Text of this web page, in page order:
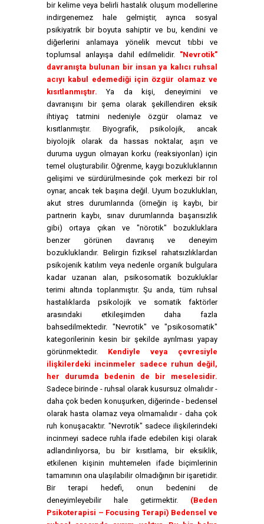
bir kelime veya belirli hastalık oluşum modellerine
indirgenemez hale gelmiştir, ayrıca sosyal
psikiyatrik bir boyuta sahiptir ve bu, kendini ve
diğerlerini anlamaya yönelik mevcut tıbbi ve
toplumsal anlayışa dahil edilmelidir. "Nevrotik"
davranışta bulunan bir insan ya kalıcı ruhsal
acıyı kabul edemediği için özgür olamaz ve
kısıtlanmıştır. Ya da kişi, deneyimini ve
davranışını bir şema olarak şekillendiren eksik
ihtiyaç tatmini nedeniyle özgür olamaz ve
kısıtlanmıştır. Biyografik, psikolojik, ancak
biyolojik olarak da hassas noktalar, aşırı ve
duruma uygun olmayan korku (reaksiyonları) için
temel oluşturabilir. Öğrenme, kaygı bozukluklarının
gelişimi ve sürdürülmesinde çok merkezi bir rol
oynar, ancak tek başına değil. Uyum bozuklukları,
akut stres durumlarında (örneğin iş kaybı, bir
partnerin kaybı, sınav durumlarında başarısızlık
gibi) ortaya çıkan ve "nörotik" bozukluklara
benzer görünen davranış ve deneyim
bozukluklarıdır. Belirgin fiziksel rahatsızlıklardan
psikojenik katılım veya nedenle organik bulgulara
kadar uzanan alan, psikosomatik bozukluklar
terimi altında toplanmıştır. Şu anda, tüm ruhsal
hastalıklarda psikolojik ve somatik faktörler
arasındaki etkileşimden daha fazla
bahsedilmektedir. "Nevrotik" ve "psikosomatik"
kategorilerinin kesin bir şekilde ayrılması yapay
görünmektedir. Kendiyle veya çevresiyle
ilişkilerdeki incinmeler sadece ruhun değil,
her durumda bedenin de bir meselesidir.
Sadece birinde - ruhsal olarak kusursuz olmalıdır -
daha çok beden konuşurken, diğerinde - bedensel
olarak hasta olamaz veya olmamalıdır - daha çok
ruh konuşacaktır. "Nevrotik" sadece ilişkilerindeki
incinmeyi sadece ruhla ifade edebilen kişi olarak
adlandırılıyorsa, bu bir kısıtlama, bir eksiklik,
etkilenen kişinin muhtemelen ifade biçimlerinin
tamamının ona ulaşılabilir olmadığının bir işaretidir.
Bir terapi hedefi, onun bedenini de
deneyimleyebilir hale getirmektir. (Beden
Psikoterapisi – Focusing Terapi) Bedensel ve